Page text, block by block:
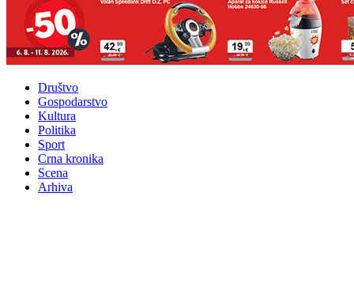
Društvo
Gospodarstvo
Kultura
Politika
Sport
Crna kronika
Scena
Arhiva